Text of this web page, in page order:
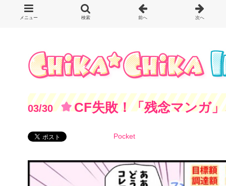
03/30
CF失敗！「残念マンガ
れからについてPocket